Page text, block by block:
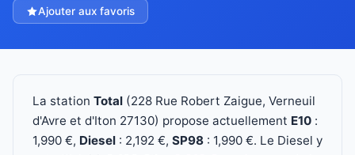
Ajouter aux favoris
La station Total (228 Rue Robert Zaigue, Verneuil
d'Avre et d'Iton 27130) propose actuellement E10 :
1,990 €, Diesel : 2,192 €, SP98 : 1,990 €. Le Diesel y